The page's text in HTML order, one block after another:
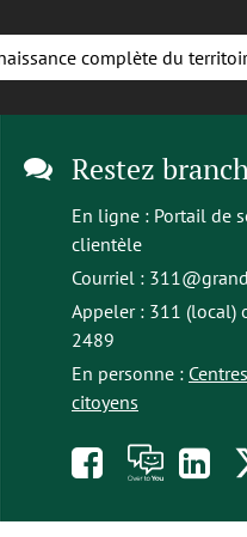
complète du
Restez
En ligne : Portail de
clientèle
Courriel :
Appeler : 311 (local)
2489
En personne :
citoyens
Like
us
À
toi in